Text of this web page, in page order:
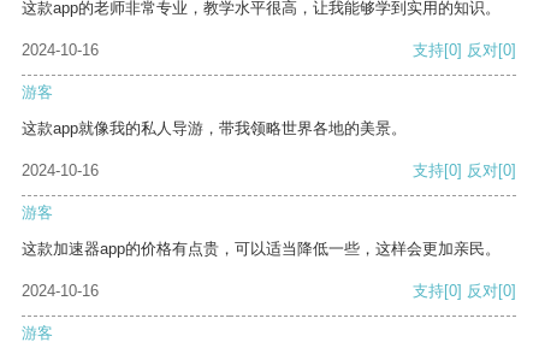
这款app的老师非常专业，教学水平很高，让我能够学到实用的知识。
2024-10-16 支持[0] 反对[0]
游客
这款app就像我的私人导游，带我领略世界各地的美景。
2024-10-16 支持[0] 反对[0]
游客
这款加速器app的价格有点贵，可以适当降低一些，这样会更加亲民。
2024-10-16 支持[0] 反对[0]
游客